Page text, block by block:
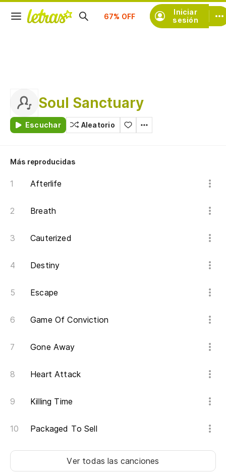
Iniciar
sesión
Suscríbete
Soul Sanctuary
Escuchar Aleatorio
Más reproducidas
Afterlife
Breath
Cauterized
Destiny
Escape
Game Of Conviction
Gone Away
Heart Attack
Killing Time
Packaged To Sell
Ver todas las canciones